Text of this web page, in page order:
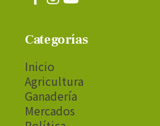
Categorías
Inicio
Agricultura
Ganadería
Mercados